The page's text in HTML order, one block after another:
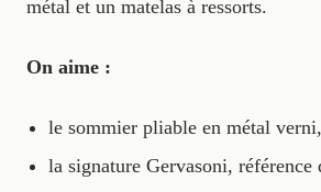
métal et un matelas à ressorts.
On aime :
le sommier pliable en métal
la signature Gervasoni,